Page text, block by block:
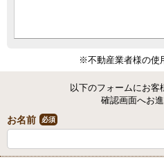
※不動産業者様の使
以下のフォームにお客
確認画面へお進
お名前 必須